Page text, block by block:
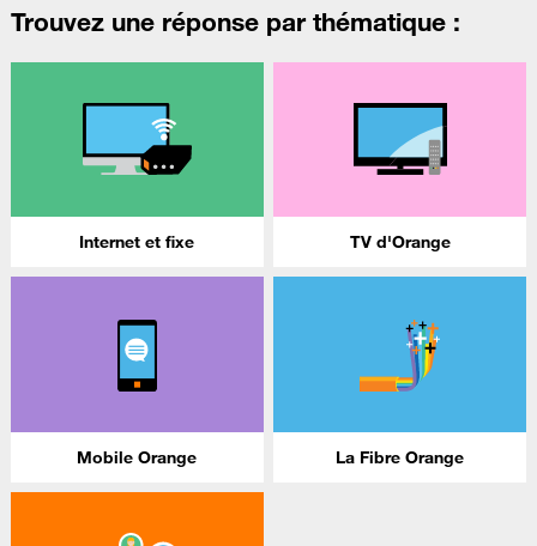
Trouvez une réponse par thématique :
Internet et fixe TV d'Orange
Mobile Orange La Fibre Orange